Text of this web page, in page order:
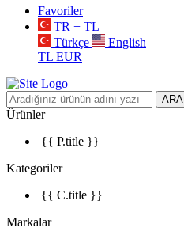
Favoriler
TR − TL
Türkçe
English
TL EUR
ARA
Ürünler
{{ P.title }}
Kategoriler
{{ C.title }}
Markalar